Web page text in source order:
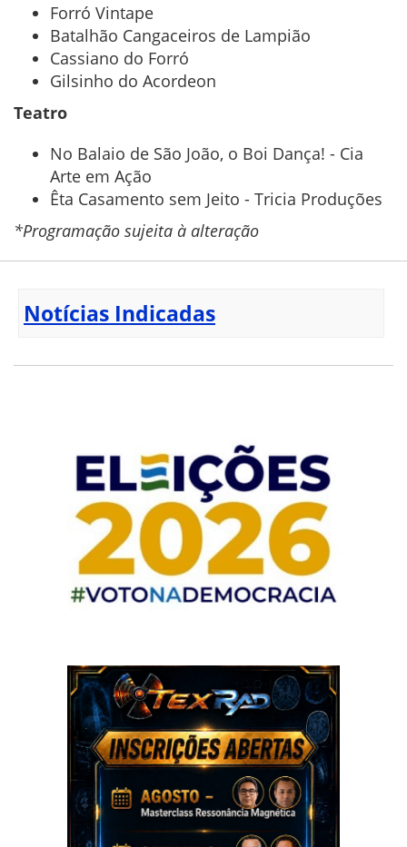
Forró Vintape
Batalhão Cangaceiros de Lampião
Cassiano do Forró
Gilsinho do Acordeon
Teatro
No Balaio de São João, o Boi Dança! - Cia
Arte em Ação
Êta Casamento sem Jeito - Tricia Produções
*Programação sujeita à alteração
Notícias Indicadas